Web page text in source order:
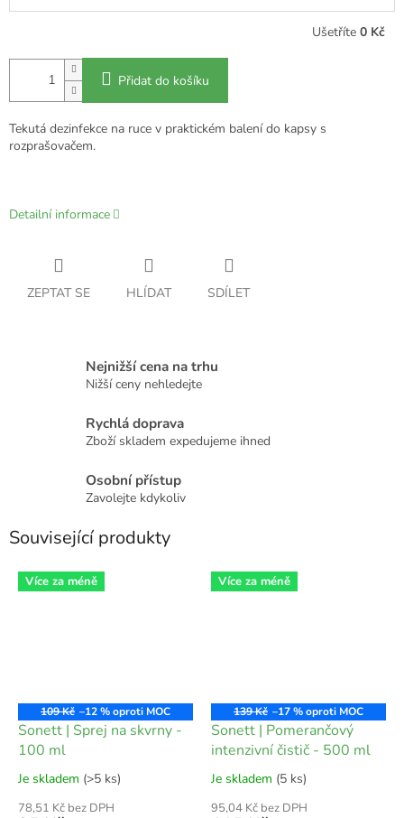
Ušetříte 0 Kč
Přidat do košíku
Tekutá dezinfekce na ruce v praktickém balení do kapsy s
rozprašovačem.
Detailní informace
ZEPTAT SE HLÍDAT SDÍLET
Nejnižší cena na trhu
Nižší ceny nehledejte
Rychlá doprava
Zboží skladem expedujeme ihned
Osobní přístup
Zavolejte kdykoliv
Související produkty
Více za méně
109 Kč –12 %
Sonett | Sprej na skvrny -
100 ml
Je skladem (>5 ks)
78,51 Kč bez DPH
Více za méně
139 Kč –17 %
Sonett | Pomerančový
intenzivní čistič - 500 ml
Je skladem (5 ks)
95,04 Kč bez DPH